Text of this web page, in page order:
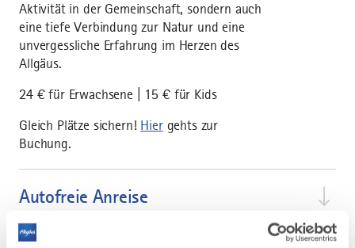
Aktivität in der Gemeinschaft, sondern auch
eine tiefe Verbindung zur Natur und eine
unvergessliche Erfahrung im Herzen des
Allgäus.
24 € für Erwachsene | 15 € für Kids
Gleich Plätze sichern! Hiergehts zur
Buchung.
Autofreie Anreise